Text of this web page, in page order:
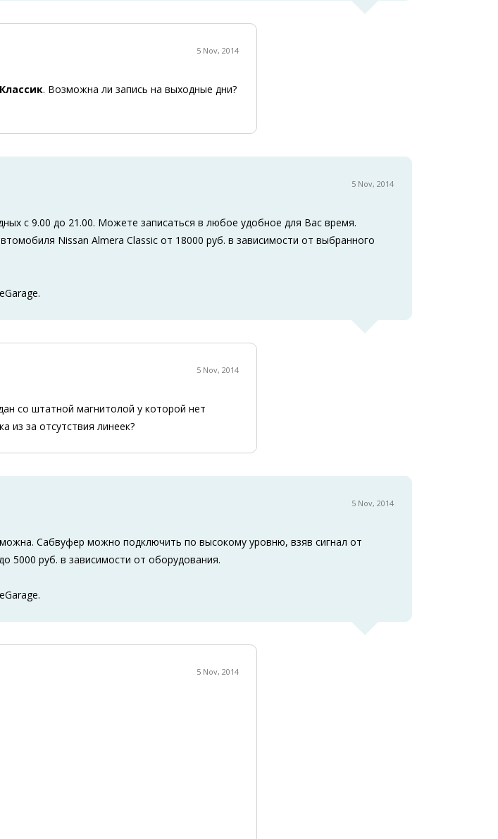
5 Nov, 2014
. Возможна ли запись на выходные дни?
5 Nov, 2014
с 9.00 до 21.00. Можете записаться в любое удобное для Вас время.
Nissan Almera Classic от 18000 руб. в зависимости от выбранного
5 Nov, 2014
со штатной магнитолой у которой нет
из за отсутствия линеек?
5 Nov, 2014
Сабвуфер можно подключить по высокому уровню, взяв сигнал от
5000 руб. в зависимости от оборудования.
5 Nov, 2014